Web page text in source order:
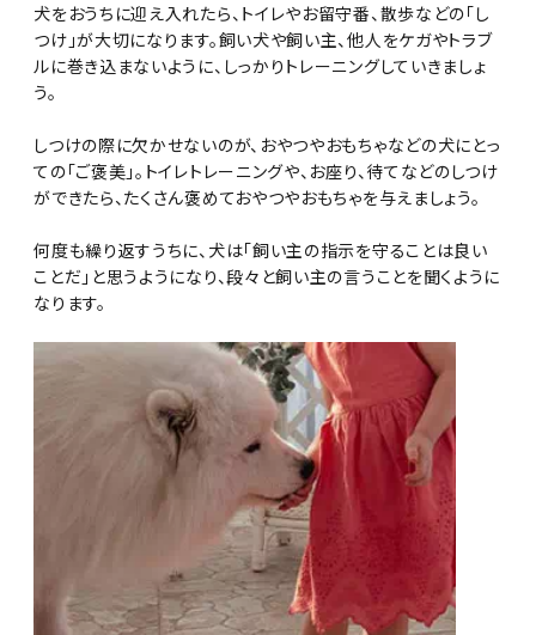
犬をおうちに迎え入れたら、トイレやお留守番、散歩などの「し
つけ」が大切になります。飼い犬や飼い主、他人をケガやトラブ
ルに巻き込まないように、しっかりトレーニングしていきましょ
う。
しつけの際に欠かせないのが、おやつやおもちゃなどの犬にとっ
ての「ご褒美」。トイレトレーニングや、お座り、待てなどのしつけ
ができたら、たくさん褒めておやつやおもちゃを与えましょう。
何度も繰り返すうちに、犬は「飼い主の指示を守ることは良い
ことだ」と思うようになり、段々と飼い主の言うことを聞くように
なります。